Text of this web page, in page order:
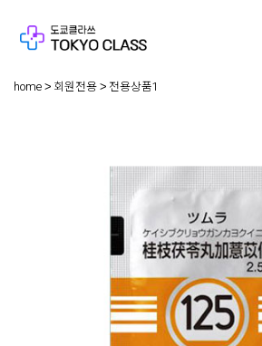
home 회원전용 전용상품1